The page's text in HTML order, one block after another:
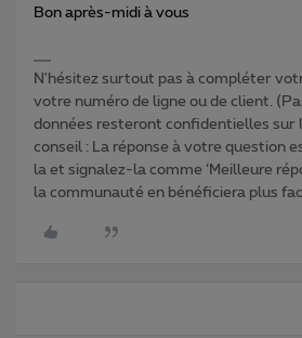
Bon après-midi à vous
N'hésitez surtout pas à compléter
votre numéro de ligne ou de client.
données resteront confidentielles sur
conseil : La réponse à votre question
la et signalez-la comme ‘Meilleure
la communauté en bénéficiera plus